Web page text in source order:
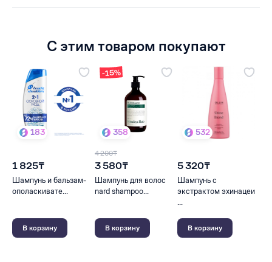
С этим товаром покупают
183
1 825₸
Шампунь и бальзам-
ополаскивате...
В корзину
-15%
358
4 200₸
3 580₸
Шампунь для волос
nard shampoo...
В корзину
532
5 320₸
Шампунь с
экстрактом эхинацеи
...
В корзину